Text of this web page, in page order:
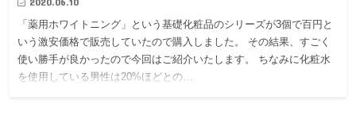
「薬用ホワイトニング」という基礎化粧品のシリーズが3個で百円と
いう激安価格で販売していたので購入しました。 その結果、すごく
使い勝手が良かったので今回はご紹介いたします。 ちなみに化粧水
を使用している男性は20%ほどとの…